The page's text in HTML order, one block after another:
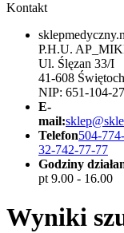
Kontakt
P.H.U.
Ul. Ślęzan 33/I
41-608
NIP: 651-104-
E-
mail:
Telefon504-
32-742-77-77
Godziny
pt 9.00 - 16.00
Wyniki